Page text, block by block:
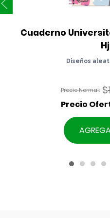
Cuaderno
Diseños
$